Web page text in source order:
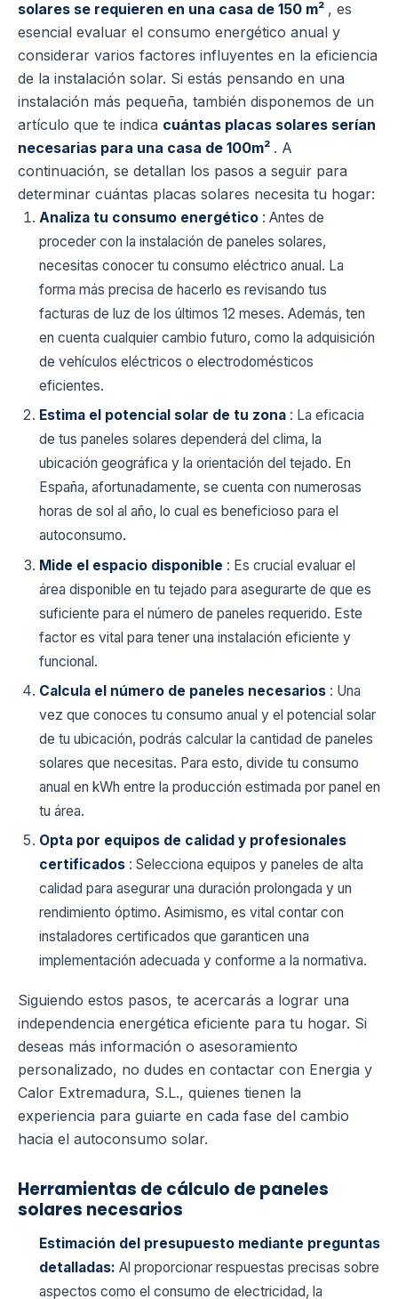
solares se requieren en una casa de 150 m² , es
esencial evaluar el consumo energético anual y
considerar varios factores influyentes en la eficiencia
de la instalación solar. Si estás pensando en una
instalación más pequeña, también disponemos de un
artículo que te indica cuántas placas solares serían
necesarias para una casa de 100m² . A
continuación, se detallan los pasos a seguir para
determinar cuántas placas solares necesita tu hogar:
Analiza tu consumo energético : Antes de
proceder con la instalación de paneles solares,
necesitas conocer tu consumo eléctrico anual. La
forma más precisa de hacerlo es revisando tus
facturas de luz de los últimos 12 meses. Además, ten
en cuenta cualquier cambio futuro, como la adquisición
de vehículos eléctricos o electrodomésticos
eficientes.
Estima el potencial solar de tu zona : La eficacia
de tus paneles solares dependerá del clima, la
ubicación geográfica y la orientación del tejado. En
España, afortunadamente, se cuenta con numerosas
horas de sol al año, lo cual es beneficioso para el
autoconsumo.
Mide el espacio disponible : Es crucial evaluar el
área disponible en tu tejado para asegurarte de que es
suficiente para el número de paneles requerido. Este
factor es vital para tener una instalación eficiente y
funcional.
Calcula el número de paneles necesarios : Una
vez que conoces tu consumo anual y el potencial solar
de tu ubicación, podrás calcular la cantidad de paneles
solares que necesitas. Para esto, divide tu consumo
anual en kWh entre la producción estimada por panel en
tu área.
Opta por equipos de calidad y profesionales
certificados : Selecciona equipos y paneles de alta
calidad para asegurar una duración prolongada y un
rendimiento óptimo. Asimismo, es vital contar con
instaladores certificados que garanticen una
implementación adecuada y conforme a la normativa.
Siguiendo estos pasos, te acercarás a lograr una
independencia energética eficiente para tu hogar. Si
deseas más información o asesoramiento
personalizado, no dudes en contactar con Energia y
Calor Extremadura, S.L., quienes tienen la
experiencia para guiarte en cada fase del cambio
hacia el autoconsumo solar.
Herramientas de cálculo de paneles
solares necesarios
Estimación del presupuesto mediante preguntas
detalladas: Al proporcionar respuestas precisas sobre
aspectos como el consumo de electricidad, la